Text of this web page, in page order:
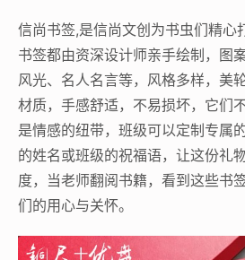
信尚书签,是信尚文创为书虫们精心
书签都由资深设计师亲手绘制，图
风光、名人名言等，风格多样，美
材质，手感舒适，不易损坏，它们
是情感的纽带，班级可以定制专属
的姓名或班级的祝福语，让这份礼
度，当老师翻阅书籍，看到这些书
们的用心与关怀。